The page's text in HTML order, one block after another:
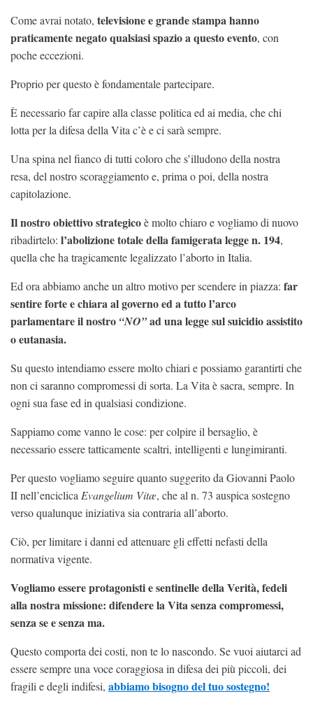
Come avrai notato, televisione e grande stampa hanno
praticamente negato qualsiasi spazio a questo evento, con
poche eccezioni.
Proprio per questo è fondamentale partecipare.
È necessario far capire alla classe politica ed ai media, che chi
lotta per la difesa della Vita c’è e ci sarà sempre.
Una spina nel fianco di tutti coloro che s’illudono della nostra
resa, del nostro scoraggiamento e, prima o poi, della nostra
capitolazione.
Il nostro obiettivo strategicoè molto chiaro e vogliamo di nuovo
ribadirtelo: l’abolizione totale della famigerata legge n. 194,
quella che ha tragicamente legalizzato l’aborto in Italia.
Ed ora abbiamo anche un altro motivo per scendere in piazza: far
sentire forte e chiara al governo ed a tutto l’arco
parlamentare il nostro “NO”ad una legge sul suicidio assistito
o eutanasia.
Su questo intendiamo essere molto chiari e possiamo garantirti che
non ci saranno compromessi di sorta. La Vita è sacra, sempre. In
ogni sua fase ed in qualsiasi condizione.
Sappiamo come vanno le cose: per colpire il bersaglio, è
necessario essere tatticamente scaltri, intelligenti e lungimiranti.
Per questo vogliamo seguire quanto suggerito da Giovanni Paolo
II nell’enciclica Evangelium Vitæ, che al n. 73 auspica sostegno
verso qualunque iniziativa sia contraria all’aborto.
Ciò, per limitare i danni ed attenuare gli effetti nefasti della
normativa vigente.
Vogliamo essere protagonisti e sentinelle della Verità, fedeli
alla nostra missione: difendere la Vita senza compromessi,
senza se e senza ma.
Questo comporta dei costi, non te lo nascondo. Se vuoi aiutarci ad
essere sempre una voce coraggiosa in difesa dei più piccoli, dei
fragili e degli indifesi, abbiamo bisogno del tuo sostegno!